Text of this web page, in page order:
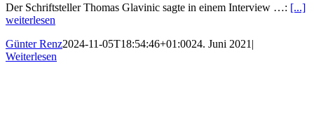
Der Schriftsteller Thomas Glavinic sagte in einem Interview …: [...]
weiterlesen
Günter Renz2024-11-05T18:54:46+01:0024. Juni 2021 |
Weiterlesen